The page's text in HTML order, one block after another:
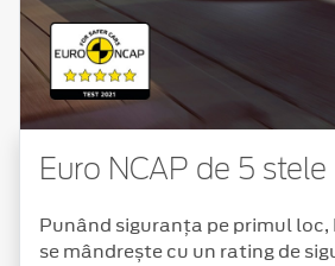
Euro NCAP de 5 stele
Punând siguranța pe primul
se mândrește cu un rating de